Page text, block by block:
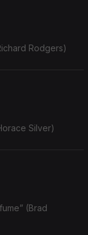
Rodgers)
Silver)
(Brad